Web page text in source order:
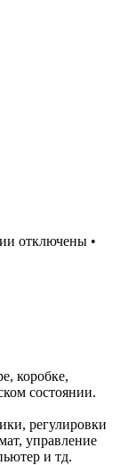
отключены •
коробке,
состоянии.
регулировки
управление
и тд.